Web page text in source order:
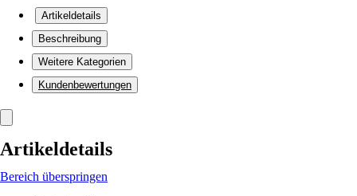
Artikeldetails
Beschreibung
Weitere Kategorien
Kundenbewertungen
Artikeldetails
Bereich überspringen